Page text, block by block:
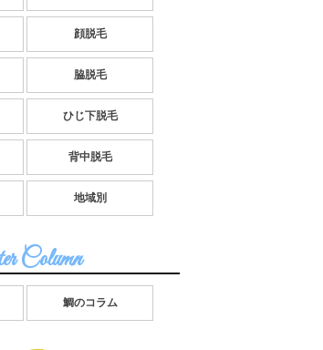
顔脱毛
脇脱毛
ひじ下脱毛
背中脱毛
地域別
鯛のコラム